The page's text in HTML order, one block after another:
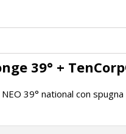
39° +
39° national con